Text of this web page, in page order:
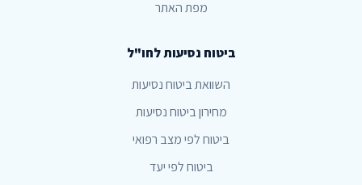
מפת האתר
ביטוח נסיעות לחו"ל
השוואת ביטוח נסיעות
מחירון ביטוח נסיעות
ביטוח לפי מצב רפואי
ביטוח לפי יעד